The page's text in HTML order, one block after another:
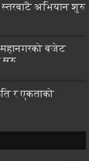
अभियान शुरु
बजेट
सुरु
र एकताको